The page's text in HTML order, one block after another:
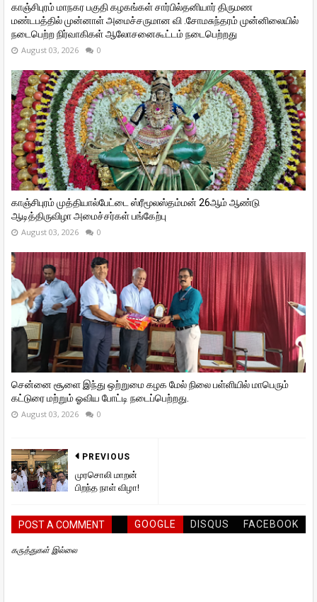
காஞ்சிபுரம் மாநகர பகுதி கழகங்கள் சார்பில்தனியார் திருமண
மண்டபத்தில் முன்னாள் அமைச்சருமான வி ‌.சோமசுந்தரம் முன்னிலையில்
நடைபெற்ற நிர்வாகிகள் ஆலோசனைகூட்டம் நடைபெற்றது
August 03, 2026 0
காஞ்சிபுரம் முத்தியால்பேட்டை ஸ்ரீமூலஸ்தம்மன் 26ஆம் ஆண்டு
ஆடித்திருவிழா அமைச்சர்கள் பங்கேற்பு
August 03, 2026 0
சென்னை சூளை இந்து ஒற்றுமை கழக மேல் நிலை பள்ளியில் மாபெரும்
கட்டுரை மற்றும் ஓவிய போட்டி நடைப்பெற்றது.
August 03, 2026 0
PREVIOUS
முரசொலி மாறன்
பிறந்த நாள் விழா!
POST A COMMENT GOOGLE DISQUS FACEBOOK
கருத்துகள் இல்லை